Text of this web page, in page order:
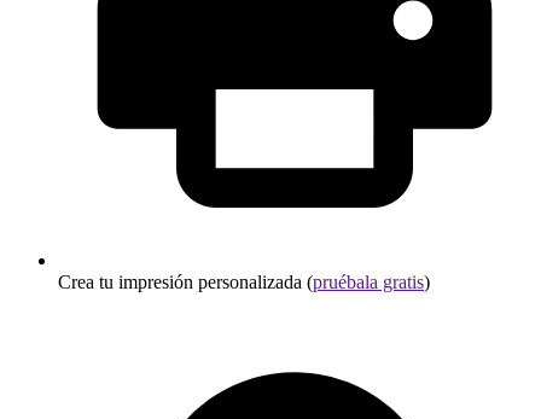
Crea tu impresión personalizada (pruébala gratis)